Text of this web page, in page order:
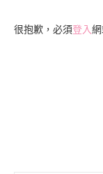
很抱歉，必須登入